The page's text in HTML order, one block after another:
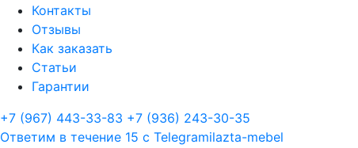
Контакты
Отзывы
Как заказать
Статьи
Гарантии
+7 (967) 443-33-83 +7 (936) 243-30-35
Ответим в течение 15 с Telegramilazta-mebel